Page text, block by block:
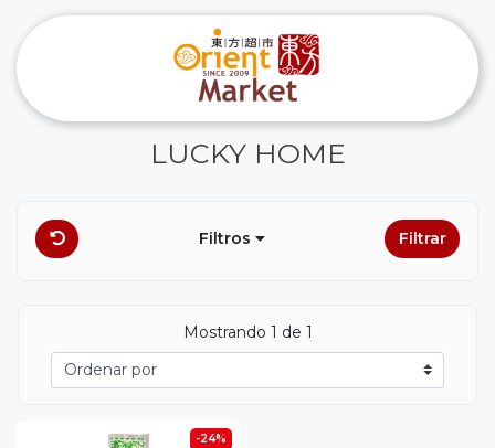
LUCKY HOME
Filtros Filtrar
Mostrando 1 de 1
-24%